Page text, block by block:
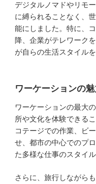
デジタルノマドやリモ
に縛られることなく、
能にしました。特に、
降、企業がテレワーク
が自らの生活スタイル
ワーケーションの魅
ワーケーションの最大
所や文化を体験できる
コテージでの作業、ビ
せ、都市の中心でのプ
た多様な仕事のスタイ
さらに、旅行しながら